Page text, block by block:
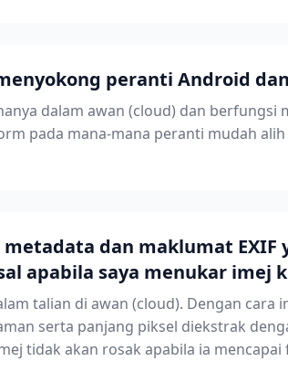
peranti Android
dalam awan (cloud) dan berfungsi
pada mana-mana peranti mudah
dan maklumat
apabila saya menukar imej
talian di awan (cloud). Dengan cara
serta panjang piksel diekstrak
tidak akan rosak apabila ia mencapai